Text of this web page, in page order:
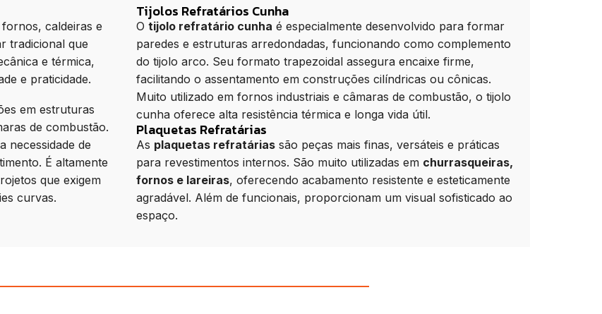
caldeiras e
tradicional que
e térmica,
e praticidade.
em estruturas
de combustão.
necessidade de
É altamente
que exigem
curvas.
Tijolos Refratários Cunha
O tijolo refratário cunha é especialmente desenvolvido para formar
paredes e estruturas arredondadas, funcionando como complemento
do tijolo arco. Seu formato trapezoidal assegura encaixe firme,
facilitando o assentamento em construções cilíndricas ou cônicas.
Muito utilizado em fornos industriais e câmaras de combustão, o tijolo
cunha oferece alta resistência térmica e longa vida útil.
Plaquetas Refratárias
As plaquetas refratárias são peças mais finas, versáteis e práticas
para revestimentos internos. São muito utilizadas em churrasqueiras,
fornos e lareiras, oferecendo acabamento resistente e esteticamente
agradável. Além de funcionais, proporcionam um visual sofisticado ao
espaço.